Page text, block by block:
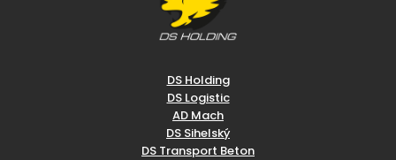
DS Holding
DS Logistic
AD Mach
DS Sihelský
DS Transport Beton